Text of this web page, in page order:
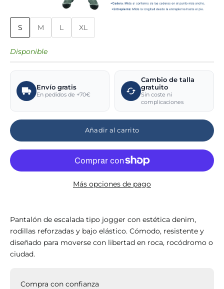
S M L XL
Disponible
Envío gratis
En pedidos de +70€
Cambio de talla
gratuito
Sin coste ni
complicaciones
Añadir al carrito
Más opciones de pago
Pantalón de escalada tipo jogger con estética denim,
rodillas reforzadas y bajo elástico. Cómodo, resistente y
diseñado para moverse con libertad en roca, rocódromo o
ciudad.
Compra con confianza